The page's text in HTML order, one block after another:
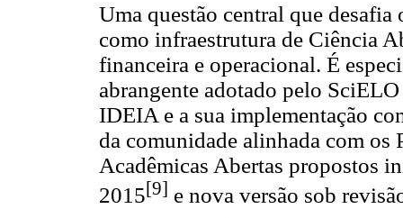
Uma questão central que
como infraestrutura de Ciência
financeira e operacional. É
abrangente adotado pelo
IDEIA e a sua implementação
da comunidade alinhada com
Acadêmicas Abertas propostos
2015[9] e nova versão sob